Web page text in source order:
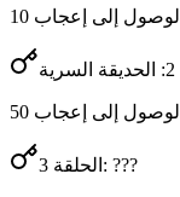
الوصول إلى إعجاب 10
الوصول إلى إعجاب 50
الحلقة 3: ???